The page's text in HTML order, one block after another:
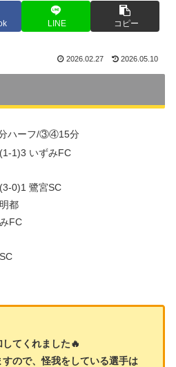
LINE コピー
2026.02.27 2026.05.10
ーフ/③④15分
1)3 いずみFC
0)1 鷺宮SC
都
FC
てくれました🔥
ので、怪我をしている選手は